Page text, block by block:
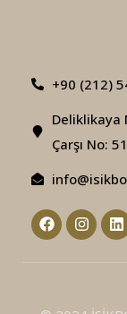
+90 (212)
Deliklikaya
Çarşı No: